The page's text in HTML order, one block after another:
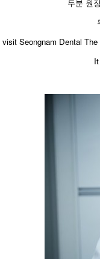
두분 원
Seongnam Dental